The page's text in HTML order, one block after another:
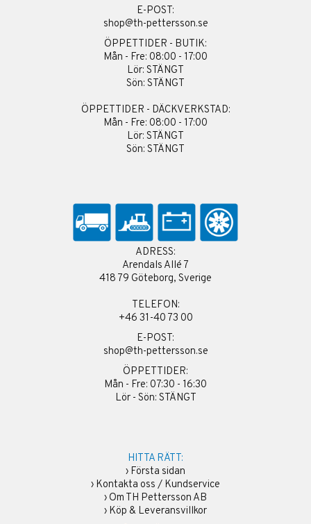
E-POST:
shop@th-pettersson.se
ÖPPETTIDER - BUTIK:
Mån - Fre: 08:00 - 17:00
Lör: STÄNGT
Sön: STÄNGT
ÖPPETTIDER - DÄCKVERKSTAD:
Mån - Fre: 08:00 - 17:00
Lör: STÄNGT
Sön: STÄNGT
ADRESS:
Arendals Allé 7
418 79 Göteborg, Sverige
TELEFON:
+46 31-40 73 00
E-POST:
shop@th-pettersson.se
ÖPPETTIDER:
Mån - Fre: 07:30 - 16:30
Lör - Sön: STÄNGT
HITTA RÄTT:
› Första sidan
› Kontakta oss / Kundservice
› Om TH Pettersson AB
› Köp & Leveransvillkor